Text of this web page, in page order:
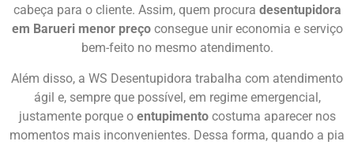
cabeça para o cliente. Assim, quem procura desentupidora
em Barueri menor preçoconsegue unir economia e serviço
bem-feito no mesmo atendimento.
Além disso, a WS Desentupidora trabalha com atendimento
ágil e, sempre que possível, em regime emergencial,
justamente porque o entupimentocostuma aparecer nos
momentos mais inconvenientes. Dessa forma, quando a pia